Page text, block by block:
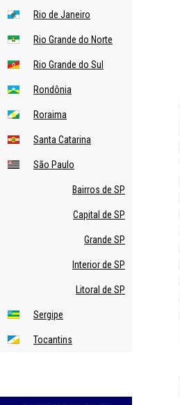
Rio de Janeiro
Rio Grande do Norte
Rio Grande do Sul
Rondônia
Roraima
Santa Catarina
São Paulo
Bairros de SP
Capital de SP
Grande SP
Interior de SP
Litoral de SP
Sergipe
Tocantins